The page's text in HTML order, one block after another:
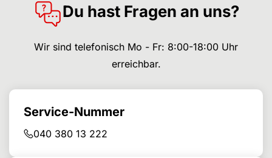
Du hast Fragen an uns?
Wir sind telefonisch Mo - Fr: 8:00-18:00 Uhr
erreichbar.
Service-Nummer
040 380 13 222